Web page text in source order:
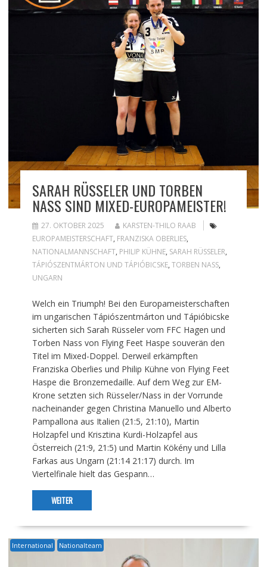
SARAH RÜSSELER UND TORBEN
NASS SIND MIXED-EUROPAMEISTER!
27. OKTOBER 2025
KARSTEN-THILO RAAB
EUROPAMEISTERSCHAFT, FRANZISKA OBERLIES,
NATIONALMANNSCHAFT, PHILIP KÜHNE, SARAH RÜSSELER,
TÁPIÓSZENTMÁRTON UND TÁPIÓBICSKE, TORBEN NASS,
UNGARN
Welch ein Triumph! Bei den Europameisterschaften
im ungarischen Tápiószentmárton und Tápióbicske
sicherten sich Sarah Rüsseler vom FFC Hagen und
Torben Nass von Flying Feet Haspe souverän den
Titel im Mixed-Doppel. Derweil erkämpften
Franziska Oberlies und Philip Kühne von Flying Feet
Haspe die Bronzemedaille. Auf dem Weg zur EM-
Krone setzten sich Rüsseler/Nass in der Vorrunde
nacheinander gegen Christina Manuello und Alberto
Pampallona aus Italien (21:5, 21:10), Martin
Holzapfel und Krisztina Kurdi-Holzapfel aus
Österreich (21:9, 21:5) und Martin Kökény und Lilla
Farkas aus Ungarn (21:14 21:17) durch. Im
Viertelfinale hielt das Gespann…
WEITER
International Nationalteam